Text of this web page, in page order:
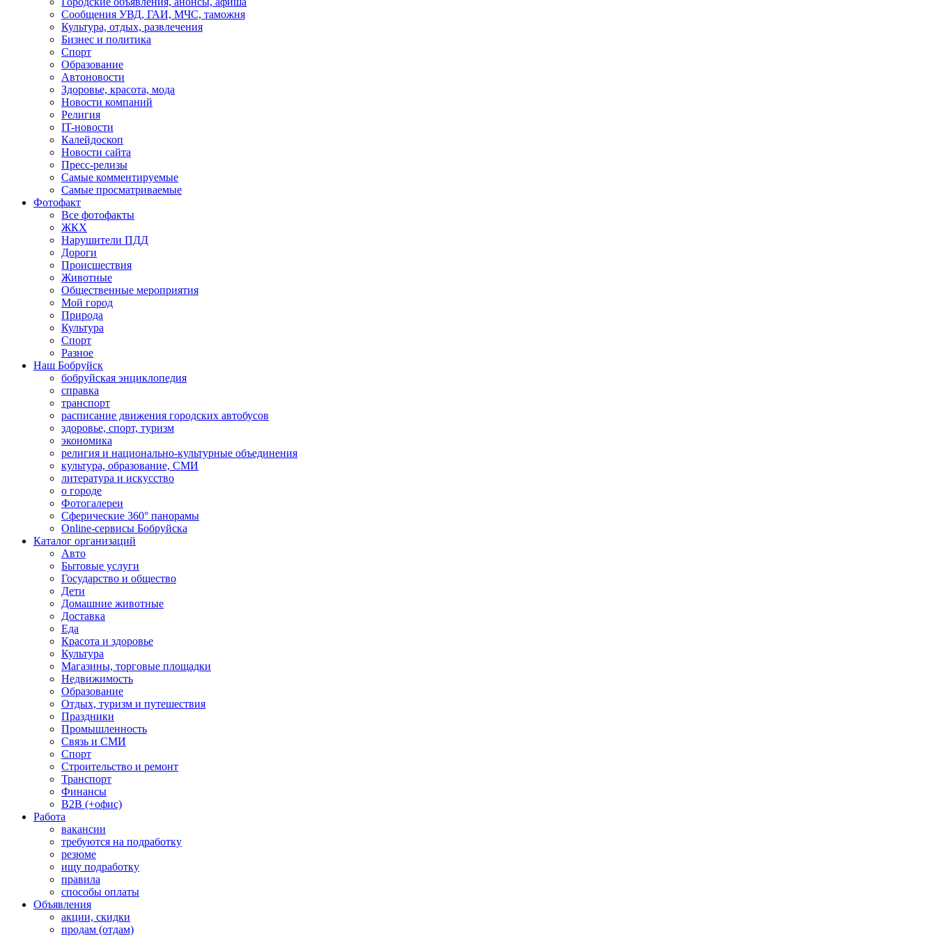
Сообщения УВД, ГАИ, МЧС, таможня
Культура, отдых, развлечения
Бизнес и политика
Спорт
Образование
Автоновости
Здоровье, красота, мода
Новости компаний
Религия
IT-новости
Калейдоскоп
Новости сайта
Пресс-релизы
Самые комментируемые
Самые просматриваемые
Фотофакт
Все фотофакты
ЖКХ
Нарушители ПДД
Дороги
Происшествия
Животные
Общественные мероприятия
Мой город
Природа
Культура
Спорт
Разное
Наш Бобруйск
бобруйская энциклопедия
справка
транспорт
расписание движения городских автобусов
здоровье, спорт, туризм
экономика
религия и национально-культурные объединения
культура, образование, СМИ
литература и искусство
о городе
Фотогалереи
Сферические 360° панорамы
Online-сервисы Бобруйска
Каталог организаций
Авто
Бытовые услуги
Государство и общество
Дети
Домашние животные
Доставка
Еда
Красота и здоровье
Культура
Магазины, торговые площадки
Недвижимость
Образование
Отдых, туризм и путешествия
Праздники
Промышленность
Связь и СМИ
Спорт
Строительство и ремонт
Транспорт
Финансы
B2B (+офис)
Работа
вакансии
требуются на подработку
резюме
ищу подработку
правила
способы оплаты
Объявления
акции, скидки
продам (отдам)